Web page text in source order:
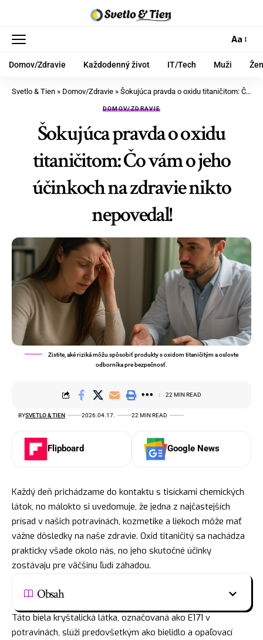
Aa
Domov/Zdravie Každodenný život IT/Tech Muži
Svetlo & Tien » Domov/Zdravie » Šokujúca pravda o oxidu titaničitom: Čo vám o jeho účinkoch na zdravie nikto nepovedal!
DOMOV/ZDRAVIE
Šokujúca pravda o oxidu
titaničitom: Čo vám o jeho
účinkoch na zdravie nikto
nepovedal!
Zistite, aké riziká môžu spôsobiť produkty s oxidom titaničitým a oslovte
odborníka pre bezpečnosť.
BYSVETLO & TIEN 2026.04.17. 22 MIN READ
22 MIN READ
Flipboard Google News
Každý deň prichádzame do kontaktu s tisíckami chemických
látok, no málokto si uvedomuje, že jedna z najčastejších
prísad v našich potravinách, kozmetike a liekoch môže mať
vážne dôsledky na naše zdravie. Oxid titaničitý sa nachádza
prakticky všade okolo nás, no jeho skutočné účinky
zostávaju pre väčšinu ľudí záhadou.
Obsah
Táto biela kryštalická látka, označovaná ako E171 v
potravinách, slúži predovšetkým ako bielidlo a opaľovací